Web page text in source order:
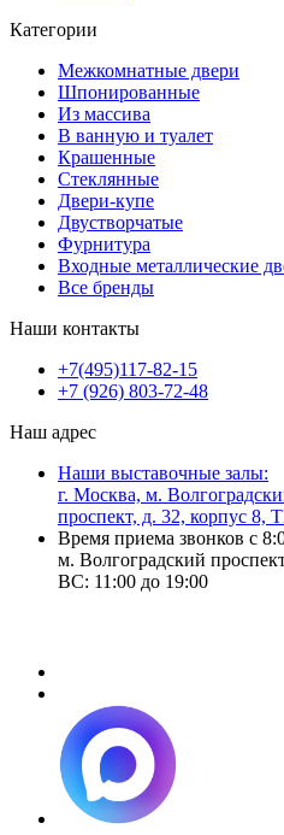
Категории
Межкомнатные двери
Шпонированные
Из массива
В ванную и туалет
Крашенные
Стеклянные
Двери-купе
Двустворчатые
Фурнитура
Входные металлические
Все бренды
Наши контакты
+7(495)117-82-15
+7 (926) 803-72-48
Наш адрес
Наши выставочные залы:
г. Москва, м.
проспект, д. 32, корпус 8,
Время приема звонков с
м. Волгоградский
ВС: 11:00 до 19:00